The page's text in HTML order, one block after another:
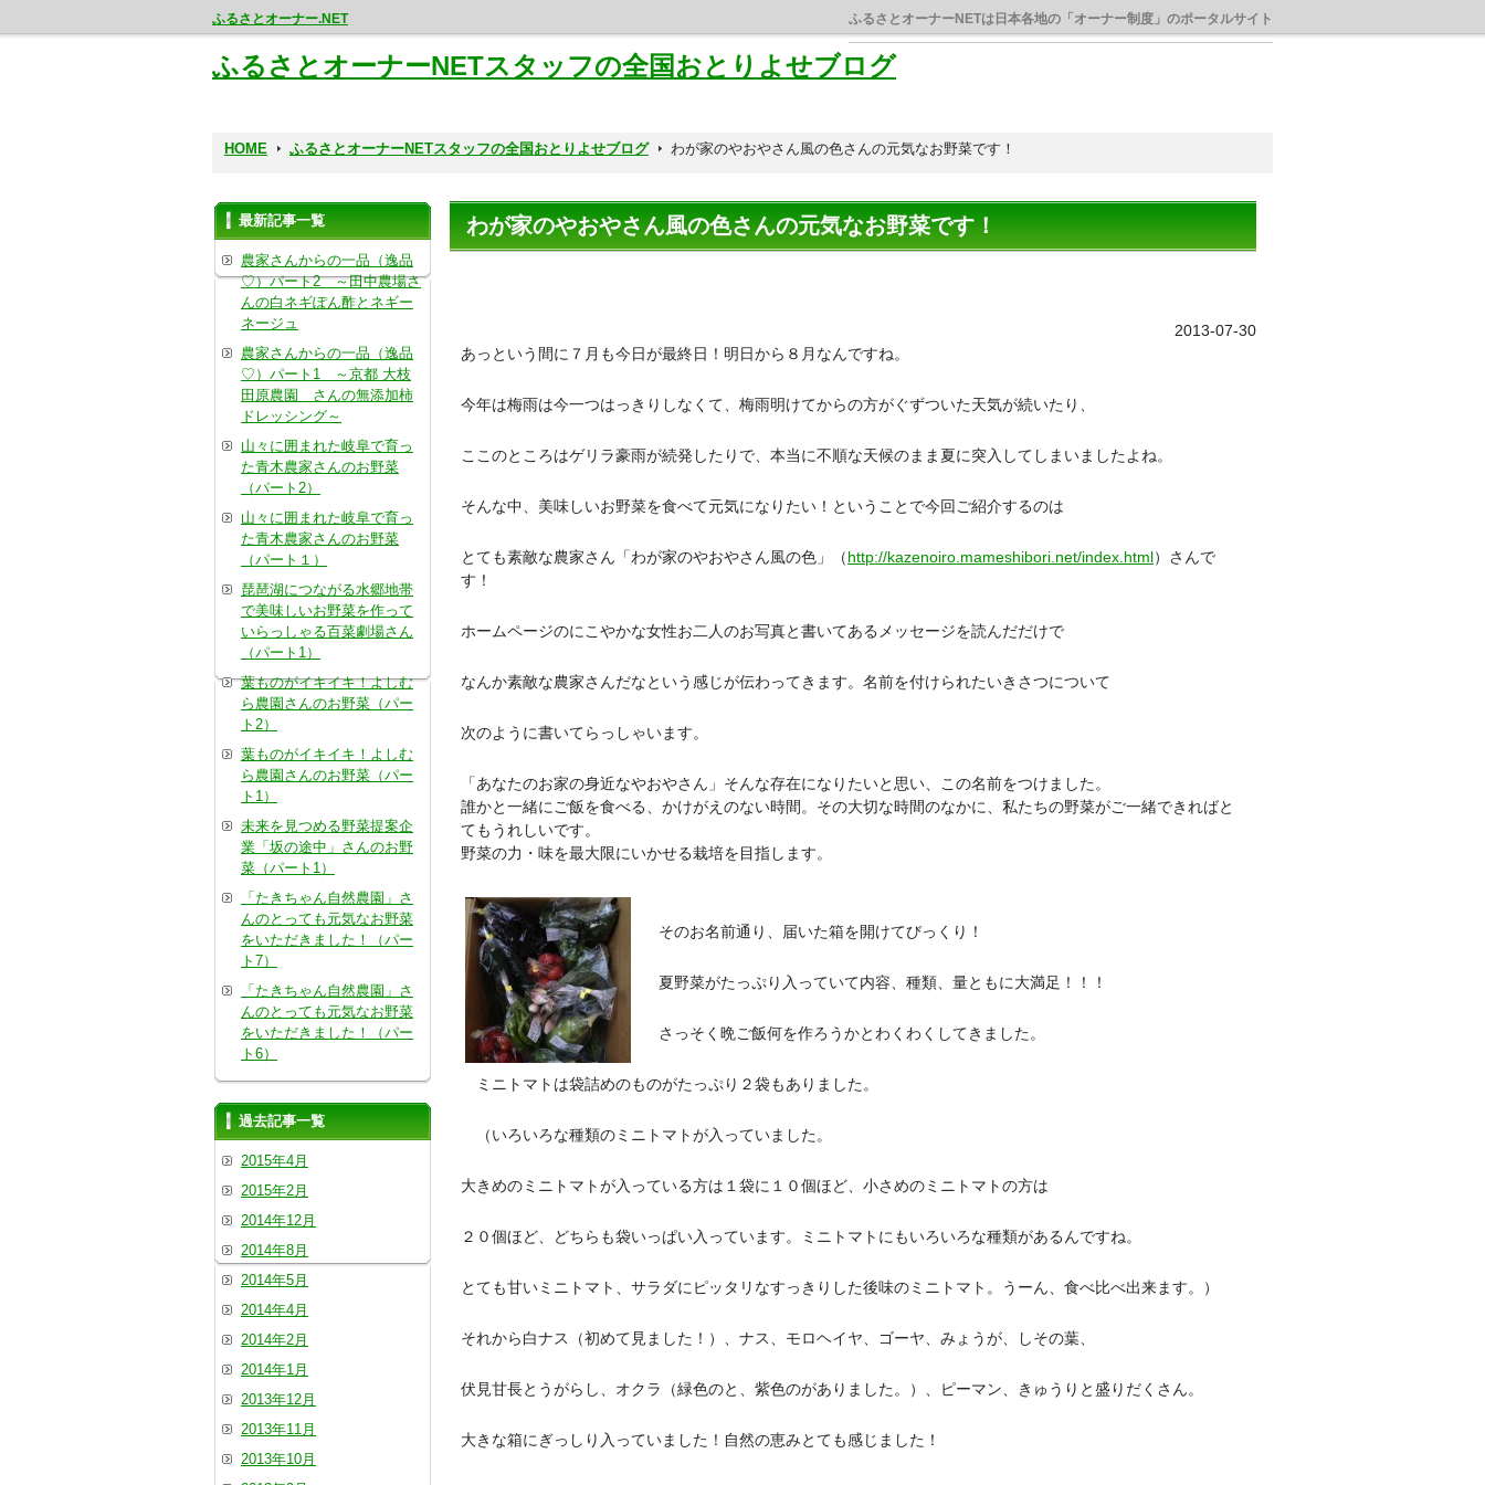
ふるさとオーナー.NET ふるさとオーナーNETは日本各地の「オーナー制度」のポータルサイト
ふるさとオーナーNETスタッフの全国おとりよせブログ
HOME ふるさとオーナーNETスタッフの全国おとりよせブログ わが家のやおやさん風の色さんの元気なお野菜です！
わが家のやおやさん風の色さんの元気なお野菜です！
2013-07-30
あっという間に７月も今日が最終日！明日から８月なんですね。
今年は梅雨は今一つはっきりしなくて、梅雨明けてからの方がぐずついた天気が続いたり、
ここのところはゲリラ豪雨が続発したりで、本当に不順な天候のまま夏に突入してしまいましたよね。
そんな中、美味しいお野菜を食べて元気になりたい！ということで今回ご紹介するのは
とても素敵な農家さん「わが家のやおやさん風の色」（http://kazenoiro.mameshibori.net/index.html）さんで
す！
ホームページのにこやかな女性お二人のお写真と書いてあるメッセージを読んだだけで
なんか素敵な農家さんだなという感じが伝わってきます。名前を付けられたいきさつについて
次のように書いてらっしゃいます。
「あなたのお家の身近なやおやさん」そんな存在になりたいと思い、この名前をつけました。
誰かと一緒にご飯を食べる、かけがえのない時間。その大切な時間のなかに、私たちの野菜がご一緒できればと
てもうれしいです。
野菜の力・味を最大限にいかせる栽培を目指します。
そのお名前通り、届いた箱を開けてびっくり！
夏野菜がたっぷり入っていて内容、種類、量ともに大満足！！！
さっそく晩ご飯何を作ろうかとわくわくしてきました。
ミニトマトは袋詰めのものがたっぷり２袋もありました。
（いろいろな種類のミニトマトが入っていました。
大きめのミニトマトが入っている方は１袋に１０個ほど、小さめのミニトマトの方は
２０個ほど、どちらも袋いっぱい入っています。ミニトマトにもいろいろな種類があるんですね。
とても甘いミニトマト、サラダにピッタリなすっきりした後味のミニトマト。うーん、食べ比べ出来ます。）
それから白ナス（初めて見ました！）、ナス、モロヘイヤ、ゴーヤ、みょうが、しその葉、
伏見甘長とうがらし、オクラ（緑色のと、紫色のがありました。）、ピーマン、きゅうりと盛りだくさん。
大きな箱にぎっしり入っていました！自然の恵みとても感じました！
最新記事一覧
農家さんからの一品（逸品
♡）パート2 ～田中農場さ
んの白ネギぽん酢とネギー
ネージュ
農家さんからの一品（逸品
♡）パート1 ～京都 大枝
田原農園 さんの無添加柿
ドレッシング～
山々に囲まれた岐阜で育っ
た青木農家さんのお野菜
（パート2）
山々に囲まれた岐阜で育っ
た青木農家さんのお野菜
（パート１）
琵琶湖につながる水郷地帯
で美味しいお野菜を作って
いらっしゃる百菜劇場さん
（パート1）
葉ものがイキイキ！よしむ
ら農園さんのお野菜（パー
ト2）
葉ものがイキイキ！よしむ
ら農園さんのお野菜（パー
ト1）
未来を見つめる野菜提案企
業「坂の途中」さんのお野
菜（パート1）
「たきちゃん自然農園」さ
んのとっても元気なお野菜
をいただきました！（パー
ト7）
「たきちゃん自然農園」さ
んのとっても元気なお野菜
をいただきました！（パー
ト6）
過去記事一覧
2015年4月
2015年2月
2014年12月
2014年8月
2014年5月
2014年4月
2014年2月
2014年1月
2013年12月
2013年11月
2013年10月